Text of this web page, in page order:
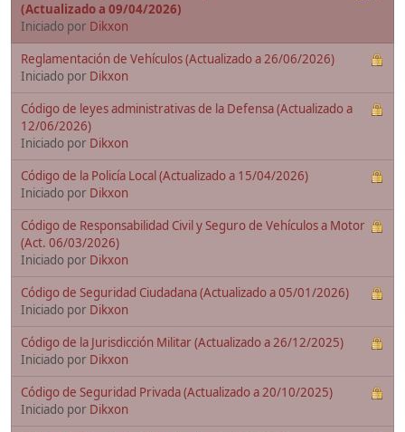
(Actualizado a 09/04/2026)
Iniciado por Dikxon
Reglamentación de Vehículos (Actualizado a 26/06/2026)
Iniciado por Dikxon
Código de leyes administrativas de la Defensa (Actualizado a
12/06/2026)
Iniciado por Dikxon
Código de la Policía Local (Actualizado a 15/04/2026)
Iniciado por Dikxon
Código de Responsabilidad Civil y Seguro de Vehículos a Motor
(Act. 06/03/2026)
Iniciado por Dikxon
Código de Seguridad Ciudadana (Actualizado a 05/01/2026)
Iniciado por Dikxon
Código de la Jurisdicción Militar (Actualizado a 26/12/2025)
Iniciado por Dikxon
Código de Seguridad Privada (Actualizado a 20/10/2025)
Iniciado por Dikxon